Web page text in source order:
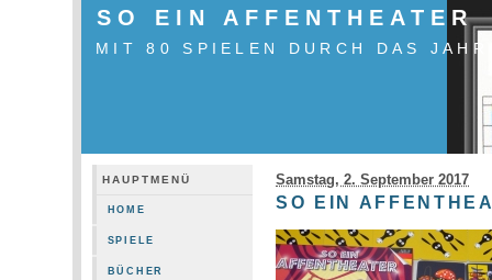
SO EIN AFFENTHEATER
MIT 80 SPIELEN DURCH DAS JAHR
HAUPTMENÜ
HOME
SPIELE
BÜCHER
Samstag, 2. September 2017
SO EIN